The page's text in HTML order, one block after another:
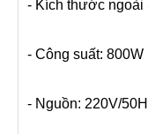
- Kích thước
- Công suất:
- Nguồn: 220V/